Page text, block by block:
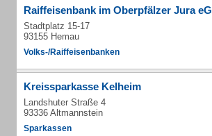
Raiffeisenbank im Oberpfälzer Jura eG
Stadtplatz 15-17
93155 Hemau
Volks-/Raiffeisenbanken
Kreissparkasse Kelheim
Landshuter Straße 4
93336 Altmannstein
Sparkassen